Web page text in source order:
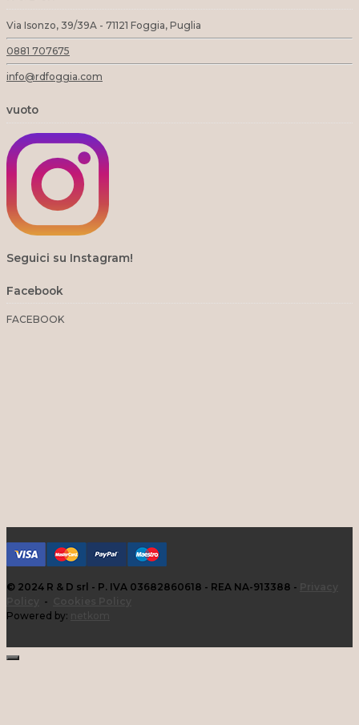
Via Isonzo, 39/39A - 71121 Foggia, Puglia
0881 707675
info@rdfoggia.com
vuoto
Seguici su Instagram!
Facebook
FACEBOOK
© 2024 R & D srl - P. IVA 03682860618 - REA NA-913388 -
-
Powered by: